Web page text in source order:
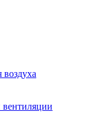
вентиляции